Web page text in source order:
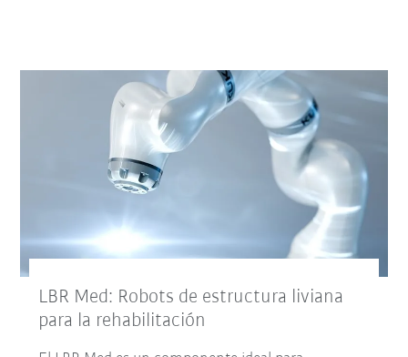
LBR Med: Robots de estructura liviana
para la rehabilitación